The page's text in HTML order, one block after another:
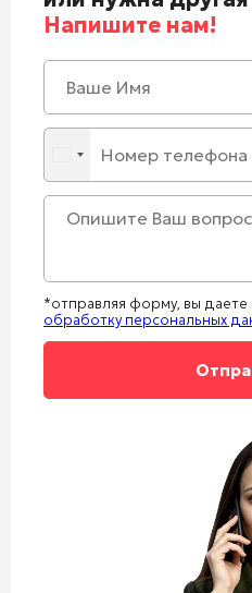
Напишите нам!
*отправляя форму, вы даете
обработку персональных